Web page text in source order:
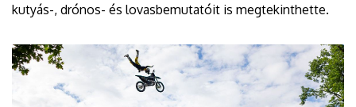
kutyás-, drónos- és lovasbemutatóit is megtekinthette.